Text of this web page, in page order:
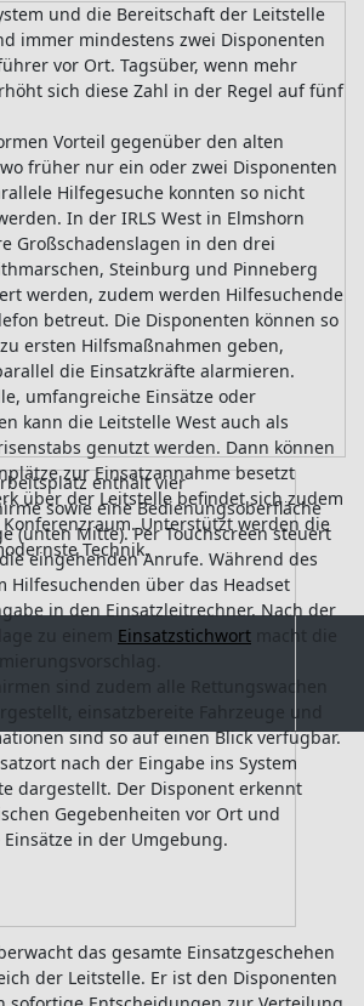
und die Bereitschaft der Leitstelle
immer mindestens zwei Disponenten
vor Ort. Tagsüber, wenn mehr
sich diese Zahl in der Regel auf fünf
Vorteil gegenüber den alten
früher nur ein oder zwei Disponenten
Hilfegesuche konnten so nicht
In der IRLS West in Elmshorn
Großschadenslagen in den drei
Steinburg und Pinneberg
werden, zudem werden Hilfesuchende
betreut. Die Disponenten können so
ersten Hilfsmaßnahmen geben,
die Einsatzkräfte alarmieren.
umfangreiche Einsätze oder
kann die Leitstelle West auch als
genutzt werden. Dann können
zur Einsatzannahme besetzt
über der Leitstelle befindet sich zudem
Unterstützt werden die
Technik.
enthält vier
sowie eine Bedienungsoberfläche
(unten Mitte). Per Touchscreen steuert
eingehenden Anrufe. Während des
Hilfesuchenden über das Headset
in den Einsatzleitrechner. Nach der
zu einem Einsatzstichwort macht die
sind zudem alle Rettungswachen
einsatzbereite Fahrzeuge und
sind so auf einen Blick verfügbar.
nach der Eingabe ins System
dargestellt. Der Disponent erkennt
Gegebenheiten vor Ort und
in der Umgebung.
das gesamte Einsatzgeschehen
der Leitstelle. Er ist den Disponenten